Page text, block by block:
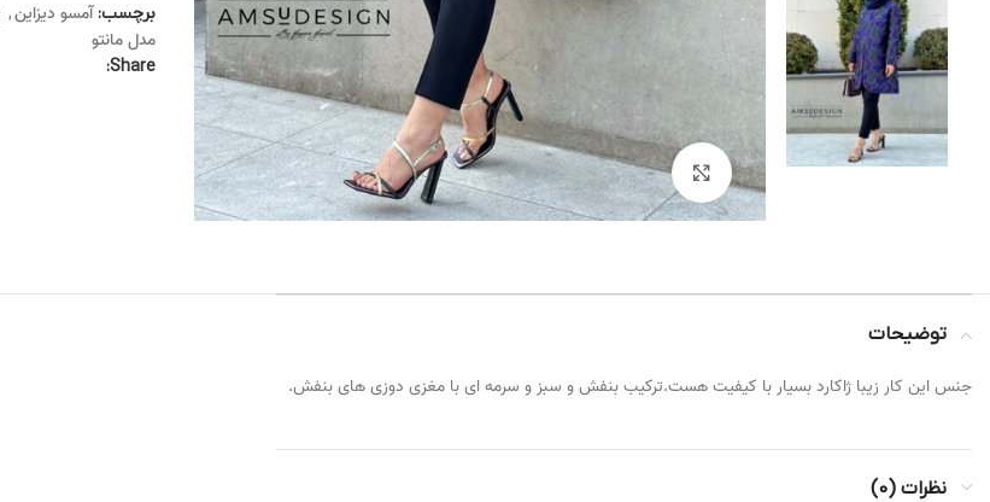
بزرگنمایی تصویر
برچسب: آمسو دیزاین,
مدل مانتو
Share:
توضیحات
جنس این کار زیبا ژاکارد بسیار با کیفیت هست.ترکیب بنفش و سبز و سرمه ای با مغزی دوزی های بنفش.
نظرات (0)